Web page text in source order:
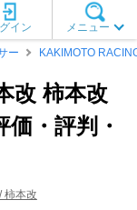
メニュー
イン
ー KAKIMOTO
改 柿本改
・評判・
柿本改